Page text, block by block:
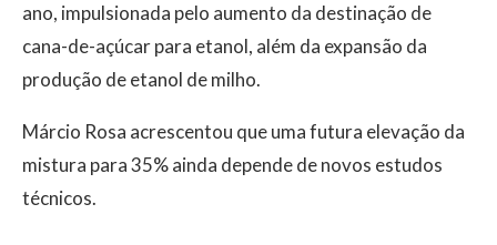
ano, impulsionada pelo aumento da destinação de
cana-de-açúcar para etanol, além da expansão da
produção de etanol de milho.
Márcio Rosa acrescentou que uma futura elevação da
mistura para 35% ainda depende de novos estudos
técnicos.